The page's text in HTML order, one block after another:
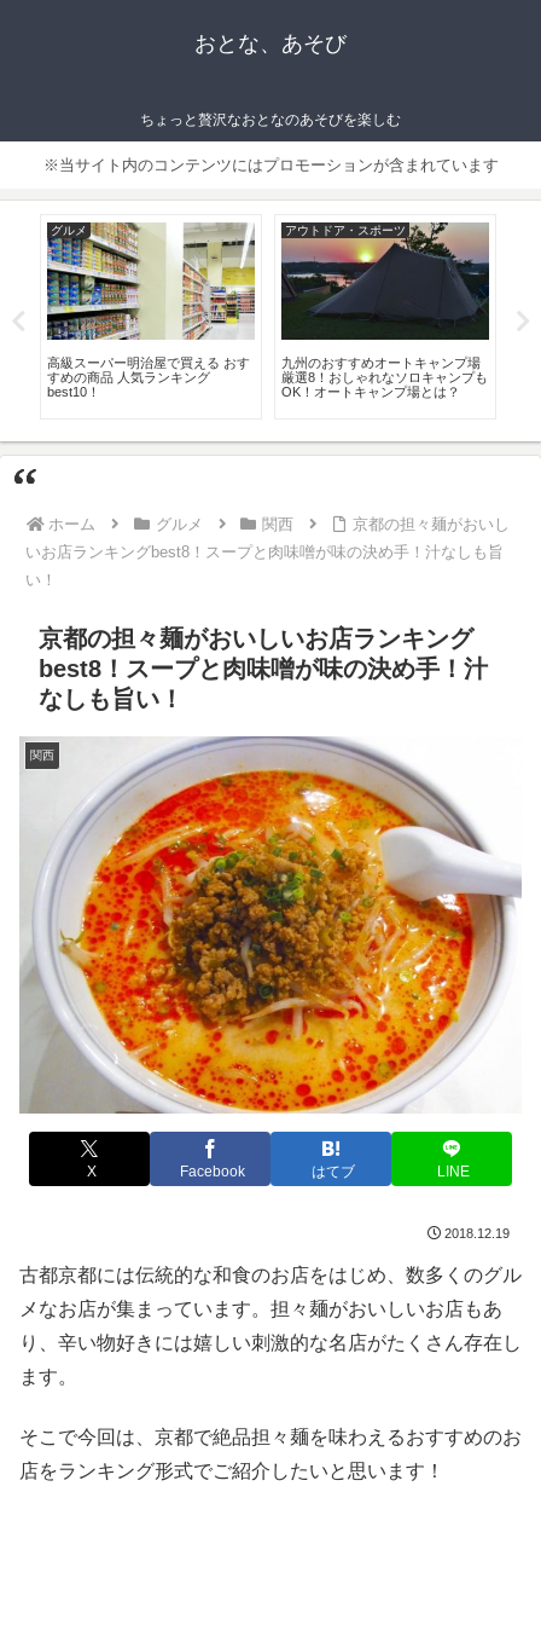
おとな、あそび
ちょっと贅沢なおとなのあそびを楽しむ
※当サイト内のコンテンツにはプロモーションが含まれています
グルメ
高級スーパー明治屋で買える おす
すめの商品 人気ランキング
best10！
アウトドア・スポーツ
九州のおすすめオートキャンプ場
厳選8！おしゃれなソロキャンプも
OK！オートキャンプ場とは？
ホーム グルメ 関西
京都の担々麺がおいし
いお店ランキングbest8！スープと肉味噌が味の決め手！汁なしも旨
い！
京都の担々麺がおいしいお店ランキング
best8！スープと肉味噌が味の決め手！汁
なしも旨い！
関西
X Facebook はてブ LINE
2018.12.19
古都京都には伝統的な和食のお店をはじめ、数多くのグル
メなお店が集まっています。担々麺がおいしいお店もあ
り、辛い物好きには嬉しい刺激的な名店がたくさん存在し
ます。
そこで今回は、京都で絶品担々麺を味わえるおすすめのお
店をランキング形式でご紹介したいと思います！